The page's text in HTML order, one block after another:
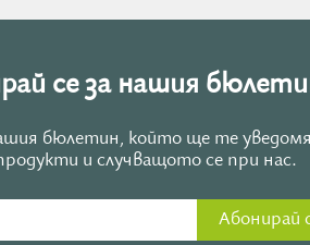
се за нашия
бюлетин, който ще те
и случващото се при нас.
Абонирай